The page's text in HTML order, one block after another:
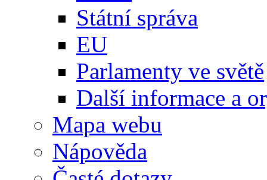
Státní správa
EU
Parlamenty ve světě
Další informace a
Mapa webu
Nápověda